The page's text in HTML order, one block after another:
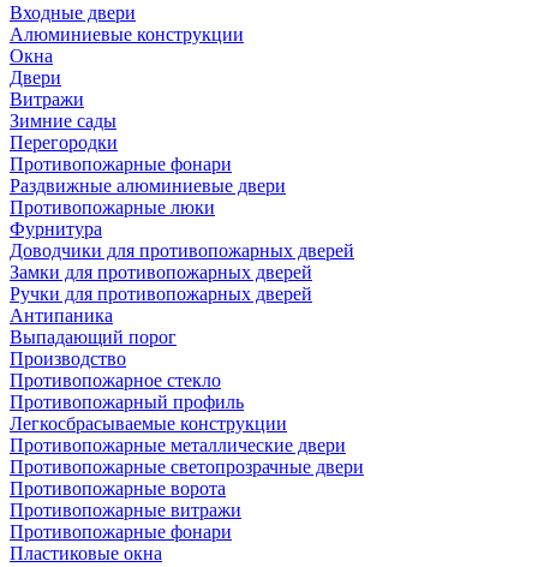
Входные двери
Алюминиевые конструкции
Окна
Двери
Витражи
Зимние сады
Перегородки
Противопожарные фонари
Раздвижные алюминиевые двери
Противопожарные люки
Фурнитура
Доводчики для противопожарных дверей
Замки для противопожарных дверей
Ручки для противопожарных дверей
Антипаника
Выпадающий порог
Производство
Противопожарное стекло
Противопожарный профиль
Легкосбрасываемые конструкции
Противопожарные металлические двери
Противопожарные светопрозрачные двери
Противопожарные ворота
Противопожарные витражи
Противопожарные фонари
Пластиковые окна